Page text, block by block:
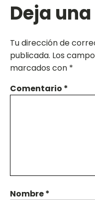
Deja
Tu dirección de
publicada. Los
marcados con *
Comentario *
Nombre*